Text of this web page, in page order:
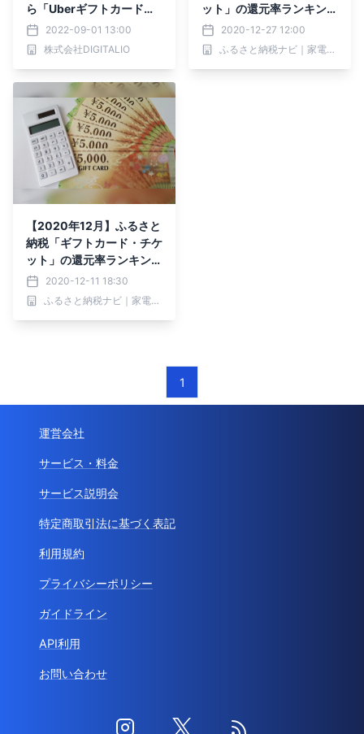
ら「Uberギフトカード」
への交換開始
2022-09-01 13:00
株式会社DIGITALIO
ット」の還元率ランキング
TOP10！2020-12-27 12:00
ふるさと納税ナビ｜家電情報に強いふるさと納税メディア
【2020年12月】ふるさと
納税「ギフトカード・チケ
ット」の還元率ランキング
TOP10！2020-12-11 18:30
ふるさと納税ナビ｜家電情報に強いふるさと納税メディア
1
運営会社
サービス・料金
サービス説明会
特定商取引法に基づく表記
利用規約
プライバシーポリシー
ガイドライン
API利用
お問い合わせ